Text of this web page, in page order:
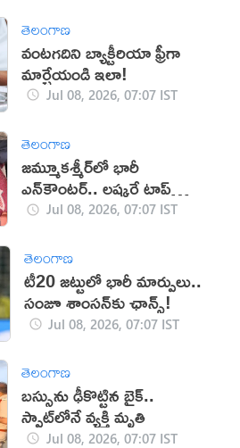
తెలంగాణ
వంటగదిని బ్యాక్టీరియా ఫ్రీగా
మార్చేయండి ఇలా!
Jul 08, 2026, 07:07 IST
తెలంగాణ
జమ్మూకశ్మీర్‌లో భారీ
ఎన్‌కౌంటర్.. లష్కరే టాప్
కమాండర్ హతం
Jul 08, 2026, 07:07 IST
తెలంగాణ
టీ20 జట్టులో భారీ మార్పులు..
సంజూ శాంసన్‌‌కు ఛాన్స్!
Jul 08, 2026, 07:07 IST
తెలంగాణ
బస్సును ఢీకొట్టిన బైక్..
స్పాట్‌లోనే వ్యక్తి మృతి
Jul 08, 2026, 07:07 IST